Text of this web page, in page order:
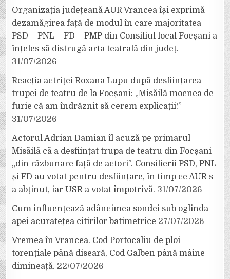
Organizația județeană AUR Vrancea își exprimă
dezamăgirea față de modul în care majoritatea
PSD – PNL – FD – PMP din Consiliul local Focșani a
înțeles să distrugă arta teatrală din județ.
31/07/2026
Reacția actriței Roxana Lupu după desființarea
trupei de teatru de la Focșani: „Misăilă mocnea de
furie că am îndrăznit să cerem explicații!”
31/07/2026
Actorul Adrian Damian îl acuză pe primarul
Misăilă că a desființat trupa de teatru din Focșani
„din răzbunare față de actori”. Consilierii PSD, PNL
și FD au votat pentru desființare, în timp ce AUR s-
a abținut, iar USR a votat împotrivă. 31/07/2026
Cum influențează adâncimea sondei sub oglinda
apei acuratețea citirilor batimetrice 27/07/2026
Vremea în Vrancea. Cod Portocaliu de ploi
torențiale până diseară, Cod Galben până mâine
dimineață. 22/07/2026